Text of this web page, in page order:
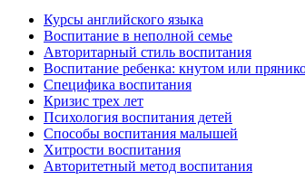
Курсы английского языка
Воспитание в неполной семье
Авторитарный стиль воспитания
Воспитание ребенка: кнутом или
Специфика воспитания
Кризис трех лет
Психология воспитания детей
Способы воспитания малышей
Хитрости воспитания
Авторитетный метод воспитания